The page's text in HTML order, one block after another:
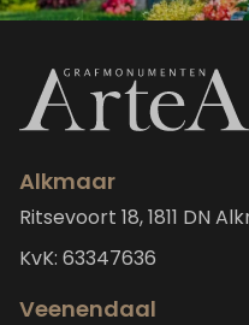
Alkmaar
Ritsevoort 18, 1811 DN
KvK: 63347636
Veenendaal